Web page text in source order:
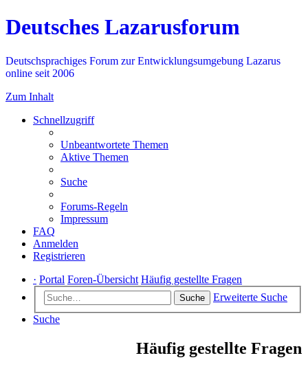
Deutsches Lazarusforum
Deutschsprachiges Forum zur Entwicklungsumgebung Lazarus
online seit 2006
Zum Inhalt
Schnellzugriff
Unbeantwortete Themen
Aktive Themen
Suche
Forums-Regeln
Impressum
FAQ
Anmelden
Registrieren
· Portal Foren-Übersicht Häufig gestellte Fragen
Suche
Erweiterte Suche
Suche
Häufig gestellte Fragen